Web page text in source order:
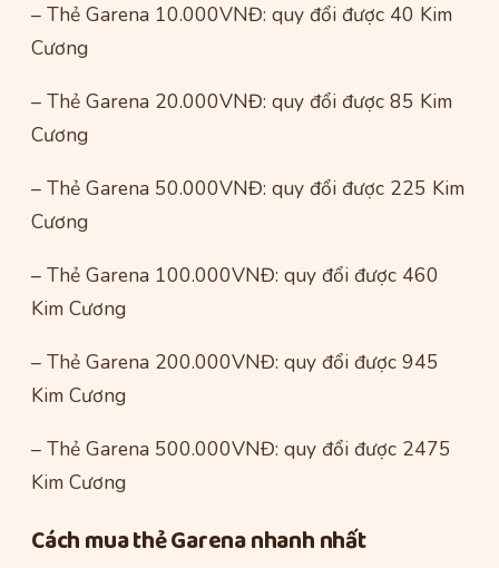
– Thẻ Garena 10.000VNĐ: quy đổi được 40 Kim
Cương
– Thẻ Garena 20.000VNĐ: quy đổi được 85 Kim
Cương
– Thẻ Garena 50.000VNĐ: quy đổi được 225 Kim
Cương
– Thẻ Garena 100.000VNĐ: quy đổi được 460
Kim Cương
– Thẻ Garena 200.000VNĐ: quy đổi được 945
Kim Cương
– Thẻ Garena 500.000VNĐ: quy đổi được 2475
Kim Cương
Cách mua thẻ Garena nhanh nhất